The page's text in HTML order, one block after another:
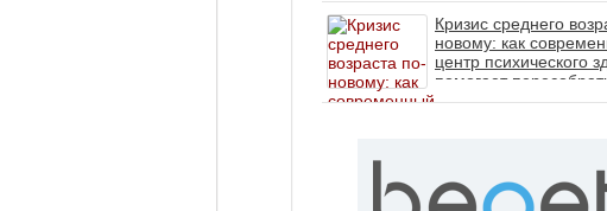
Кризис среднего
новому: как
центр психического
помогает пересобрать
личность без